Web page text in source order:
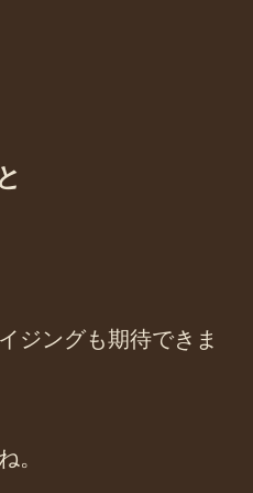
ジングも期待できま
。